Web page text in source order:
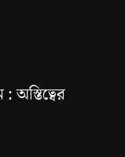
অস্তিত্বের